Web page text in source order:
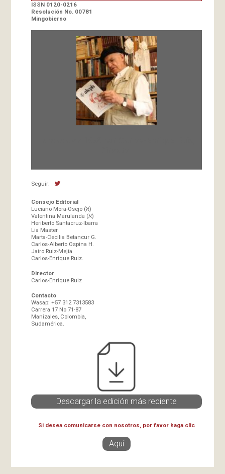
ISSN 0120-0216
Resolución No. 00781
Mingobierno
Seguir:
Consejo Editorial
Luciano Mora-Osejo (א)
Valentina Marulanda (א)
Heriberto Santacruz-Ibarra
Lia Master
Marta-Cecilia Betancur G.
Carlos-Alberto Ospina H.
Jairo Ruiz-Mejía
Carlos-Enrique Ruiz.
Director
Carlos-Enrique Ruiz
Contacto
Wasap: +57 312 7313583
Carrera 17 No 71-87
Manizales, Colombia,
Sudamérica.
Descargar la edición más reciente
Si desea comunicarse con nosotros, por favor haga clic
Aquí